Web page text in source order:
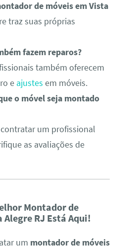
de móveis em Vista
traz suas próprias
fazem reparos?
também oferecem
e ajustes em móveis.
o móvel seja montado
um profissional
as avaliações de
Montador de
Alegre RJ Está Aqui!
um montador de móveis